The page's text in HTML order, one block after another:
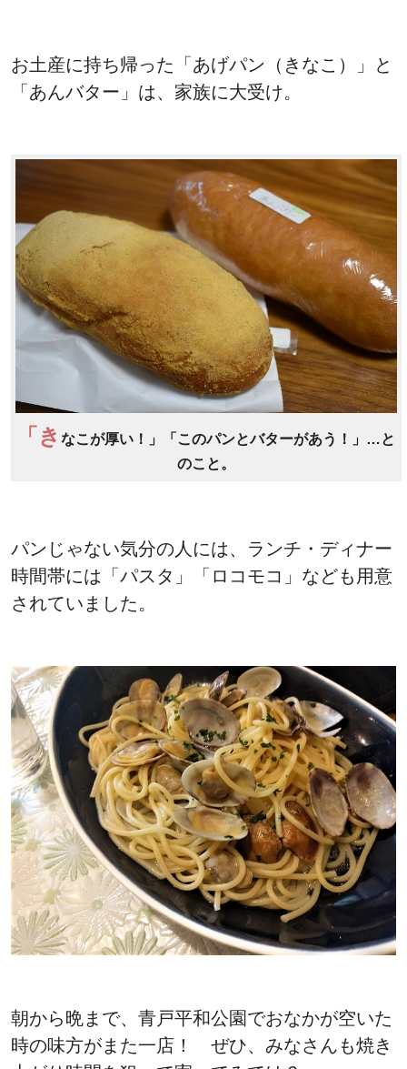
お土産に持ち帰った「あげパン（きなこ）」と
「あんバター」は、家族に大受け。
「きなこが厚い！」「このパンとバターがあう！」…と
のこと。
パンじゃない気分の人には、ランチ・ディナー
時間帯には「パスタ」「ロコモコ」なども用意
されていました。
朝から晩まで、青戸平和公園でおなかが空いた
時の味方がまた一店！ ぜひ、みなさんも焼き